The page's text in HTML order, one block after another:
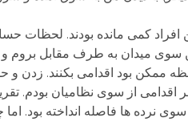
کمی مانده بودند. لحظات
میدان به طرف مقابل بروم و
ممکن بود اقدامی بکنند. زدن و
از سوی نظامیان بودم.
ها فاصله انداخته بود. اما